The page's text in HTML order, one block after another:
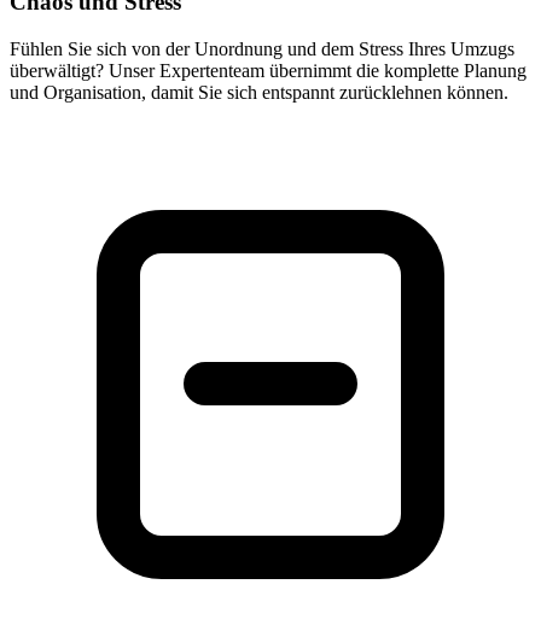
Fühlen Sie sich von der Unordnung und dem Stress Ihres Umzugs
überwältigt? Unser Expertenteam übernimmt die komplette Planung
und Organisation, damit Sie sich entspannt zurücklehnen können.